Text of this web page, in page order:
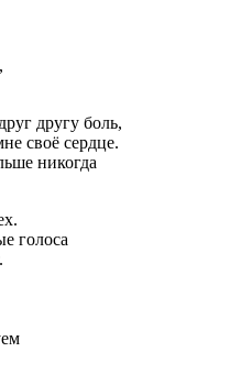
другу боль,
своё сердце.
никогда
голоса